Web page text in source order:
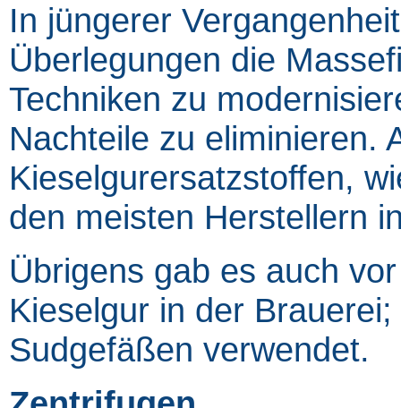
In jüngerer
Überlegungen die
Techniken zu
Nachteile zu eliminieren.
Kieselgurersatzstoffen,
den meisten Herstellern
Übrigens gab es auch
Kieselgur in der
Sudgefäßen verwendet.